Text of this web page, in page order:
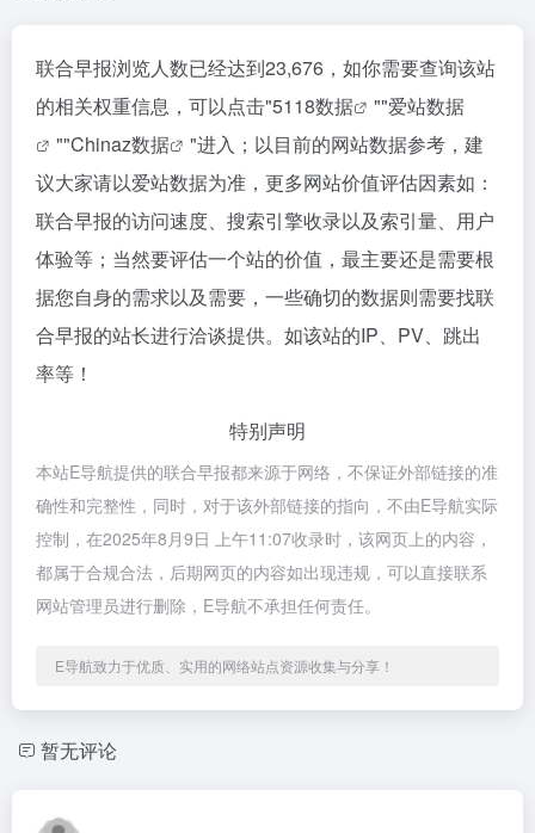
联合早报浏览人数已经达到23,676，如你需要查询该站
的相关权重信息，可以点击"5118数据 ""爱站数据
""Chinaz数据
"进入；以目前的网站数据参考，建
议大家请以爱站数据为准，更多网站价值评估因素如：
联合早报的访问速度、搜索引擎收录以及索引量、用户
体验等；当然要评估一个站的价值，最主要还是需要根
据您自身的需求以及需要，一些确切的数据则需要找联
合早报的站长进行洽谈提供。如该站的IP、PV、跳出
率等！
特别声明
本站E导航提供的联合早报都来源于网络，不保证外部链接的准
确性和完整性，同时，对于该外部链接的指向，不由E导航实际
控制，在2025年8月9日 上午11:07收录时，该网页上的内容，
都属于合规合法，后期网页的内容如出现违规，可以直接联系
网站管理员进行删除，E导航不承担任何责任。
E导航致力于优质、实用的网络站点资源收集与分享！
暂无评论